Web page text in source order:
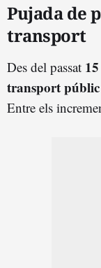
Pujada de
transport
Des del passat
transport públic
Entre els